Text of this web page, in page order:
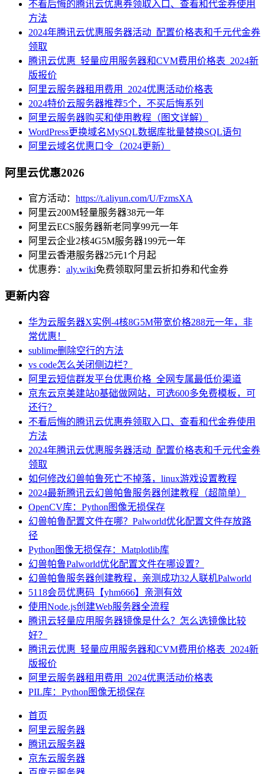
不看后悔的腾讯云优惠券领取入口、查看和代金券使用
方法
2024年腾讯云优惠服务器活动_配置价格表和千元代金券
领取
腾讯云优惠_轻量应用服务器和CVM费用价格表_2024新
版报价
阿里云服务器租用费用_2024优惠活动价格表
2024特价云服务器推荐5个，不买后悔系列
阿里云服务器购买和使用教程（图文详解）
WordPress更换域名MySQL数据库批量替换SQL语句
阿里云域名优惠口令（2024更新）
阿里云优惠2026
官方活动： https://t.aliyun.com/U/FzmsXA
阿里云200M轻量服务器38元一年
阿里云ECS服务器新老同享99元一年
阿里云企业2核4G5M服务器199元一年
阿里云香港服务器25元1个月起
优惠券： aly.wiki免费领取阿里云折扣券和代金券
更新内容
华为云服务器X实例-4核8G5M带宽价格288元一年，非
常优惠！
sublime删除空行的方法
vs code怎么关闭侧边栏？
阿里云短信群发平台优惠价格_全网专属最低价渠道
京东云京美建站0基础做网站，可选600多免费模板，可
还行？
不看后悔的腾讯云优惠券领取入口、查看和代金券使用
方法
2024年腾讯云优惠服务器活动_配置价格表和千元代金券
领取
如何修改幻兽帕鲁死亡不掉落，linux游戏设置教程
2024最新腾讯云幻兽帕鲁服务器创建教程（超简单）
OpenCV库：Python图像无损保存
幻兽帕鲁配置文件在哪？Palworld优化配置文件存放路
径
Python图像无损保存：Matplotlib库
幻兽帕鲁Palworld优化配置文件在哪设置？
幻兽帕鲁服务器创建教程，亲测成功32人联机Palworld
5118会员优惠码【yhm666】亲测有效
使用Node.js创建Web服务器全流程
腾讯云轻量应用服务器镜像是什么？怎么选镜像比较
好？
腾讯云优惠_轻量应用服务器和CVM费用价格表_2024新
版报价
阿里云服务器租用费用_2024优惠活动价格表
PIL库：Python图像无损保存
首页
阿里云服务器
腾讯云服务器
京东云服务器